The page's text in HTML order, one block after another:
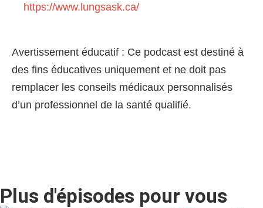
https://www.lungsask.ca/
Avertissement éducatif : Ce podcast est destiné à
des fins éducatives uniquement et ne doit pas
remplacer les conseils médicaux personnalisés
d’un professionnel de la santé qualifié.
Plus d'épisodes pour vous